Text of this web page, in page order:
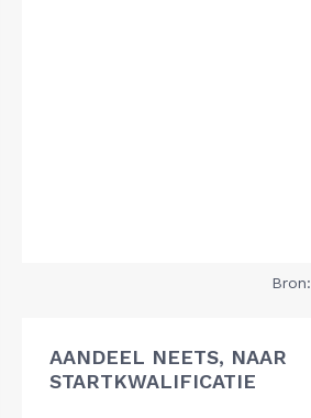
Bron:
AANDEEL NEETS, NAAR
STARTKWALIFICATIE